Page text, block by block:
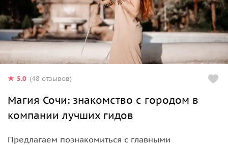
5.0 (48 отзывов)
Магия Сочи: знакомство с городом в
компании лучших гидов
Предлагаем познакомиться с главными